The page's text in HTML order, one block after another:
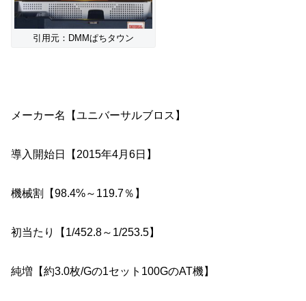
引用元：DMMぱちタウン
メーカー名【ユニバーサルブロス】
導入開始日【2015年4月6日】
機械割【98.4%～119.7％】
初当たり【1/452.8～1/253.5】
純増【約3.0枚/Gの1セット100GのAT機】